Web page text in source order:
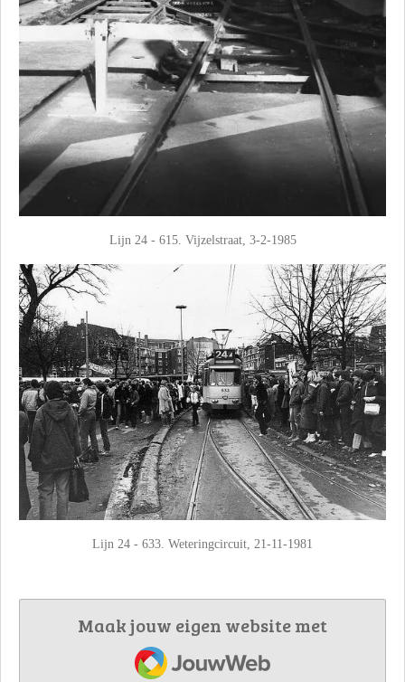
Lijn 24 - 615. Vijzelstraat, 3-2-1985
Lijn 24 - 633. Weteringcircuit, 21-11-1981
Maak jouw eigen website met
JouwWeb